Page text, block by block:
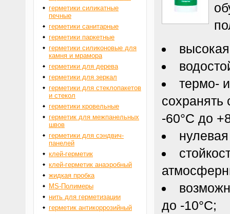
термо-
сохранять
-60°С до
до -10°С;
герметики силикатные
печные
герметики санитарные
герметики паркетные
герметики силиконовые для
камня и мрамора
герметики для дерева
герметики для зеркал
герметики для стеклопакетов
и стекол
герметики кровельные
герметик для межпанельных
швов
герметики для сэндвич-
панелей
клей-герметик
клей-герметик анаэробный
жидкая пробка
MS-Полимеры
нить для герметизации
герметик антикоррозийный